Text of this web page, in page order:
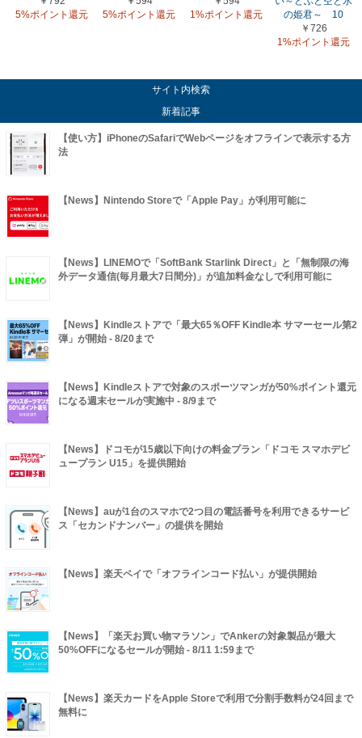
5%ポイント還元
5%ポイント還元
1%ポイント還元
の姫君～ 10
￥726
1%ポイント還元
サイト内検索
新着記事
【使い方】iPhoneのSafariでWebページをオフラインで表示する方
法
【News】Nintendo Storeで「Apple Pay」が利用可能に
【News】LINEMOで「SoftBank Starlink Direct」と「無制限の海
外データ通信(毎月最大7日間分)」が追加料金なしで利用可能に
【News】Kindleストアで「最大65％OFF Kindle本 サマーセール第2
弾」が開始 - 8/20まで
【News】Kindleストアで対象のスポーツマンガが50%ポイント還元
になる週末セールが実施中 - 8/9まで
【News】ドコモが15歳以下向けの料金プラン「ドコモ スマホデビ
ュープラン U15」を提供開始
【News】auが1台のスマホで2つ目の電話番号を利用できるサービ
ス「セカンドナンバー」の提供を開始
【News】楽天ペイで「オフラインコード払い」が提供開始
【News】「楽天お買い物マラソン」でAnkerの対象製品が最大
50%OFFになるセールが開始 - 8/11 1:59まで
【News】楽天カードをApple Storeで利用で分割手数料が24回まで
無料に